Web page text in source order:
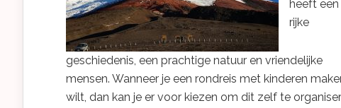
heeft een
rijke
geschiedenis, een prachtige natuur en vriendelijke
mensen. Wanneer je een rondreis met kinderen
wilt, dan kan je er voor kiezen om dit zelf te